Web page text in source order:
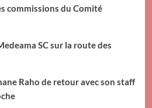
commissions du Comité
SC sur la route des
Raho de retour avec son staff